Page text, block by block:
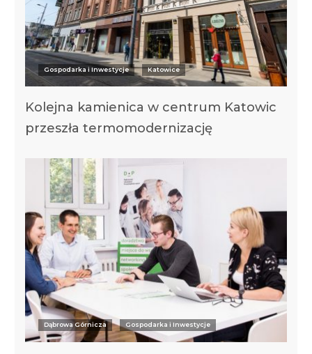
Gospodarka i Inwestycje Katowice
Kolejna kamienica w centrum Katowic
przeszła termomodernizację
Dąbrowa Górnicza Gospodarka i Inwestycje